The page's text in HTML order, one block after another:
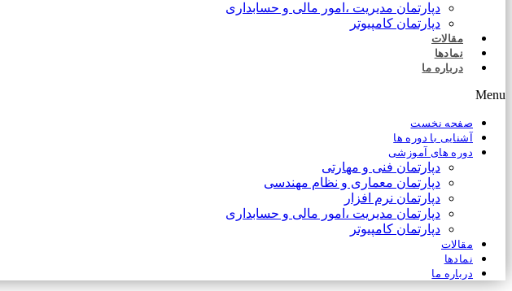
دپارتمان مدیریت ،امور مالی و حسابداری
دپارتمان کامپیوتر
مقالات
نمادها
درباره ما
Menu
صفحه نخست
آشنایی با دوره ها
دوره های آموزشی
دپارتمان فنی و مهارتی
دپارتمان معماری و نظام مهندسی
دپارتمان نرم افزار
دپارتمان مدیریت ،امور مالی و حسابداری
دپارتمان کامپیوتر
مقالات
نمادها
درباره ما